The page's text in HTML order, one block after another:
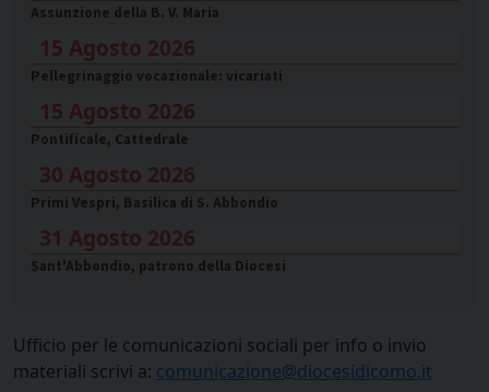
Assunzione della B. V. Maria
15 Agosto 2026
Pellegrinaggio vocazionale: vicariati
15 Agosto 2026
Pontificale, Cattedrale
30 Agosto 2026
Primi Vespri, Basilica di S. Abbondio
31 Agosto 2026
Sant'Abbondio, patrono della Diocesi
Ufficio per le comunicazioni sociali per info o invio
materiali scrivi a: comunicazione@diocesidicomo.it